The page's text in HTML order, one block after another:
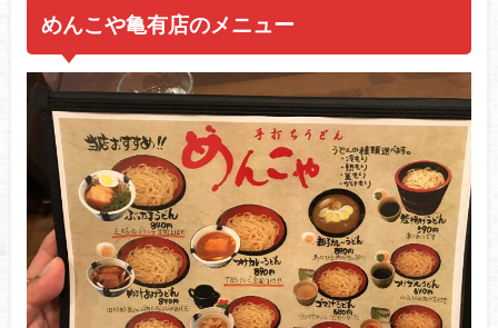
めんこや亀有店のメニュー